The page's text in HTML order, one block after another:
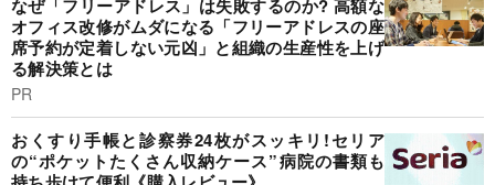
なぜ「フリーアドレス」は失敗するのか? 高額な
オフィス改修がムダになる「フリーアドレスの座
席予約が定着しない元凶」と組織の生産性を上げ
る解決策とは
PR
おくすり手帳と診察券24枚がスッキリ!セリア
の“ポケットたくさん収納ケース”病院の書類も